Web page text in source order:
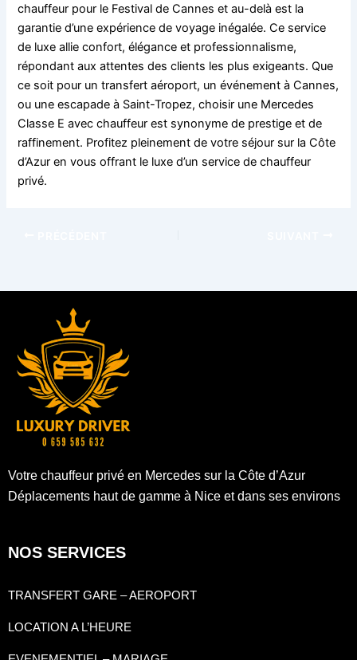
chauffeur pour le Festival de Cannes et au-delà est la
garantie d’une expérience de voyage inégalée. Ce service
de luxe allie confort, élégance et professionnalisme,
répondant aux attentes des clients les plus exigeants. Que
ce soit pour un transfert aéroport, un événement à Cannes,
ou une escapade à Saint-Tropez, choisir une Mercedes
Classe E avec chauffeur est synonyme de prestige et de
raffinement. Profitez pleinement de votre séjour sur la Côte
d’Azur en vous offrant le luxe d’un service de chauffeur
privé.
Votre chauffeur privé en Mercedes sur la Côte d’Azur
Déplacements haut de gamme à Nice et dans ses environs
NOS SERVICES
TRANSFERT GARE – AEROPORT
LOCATION A L’HEURE